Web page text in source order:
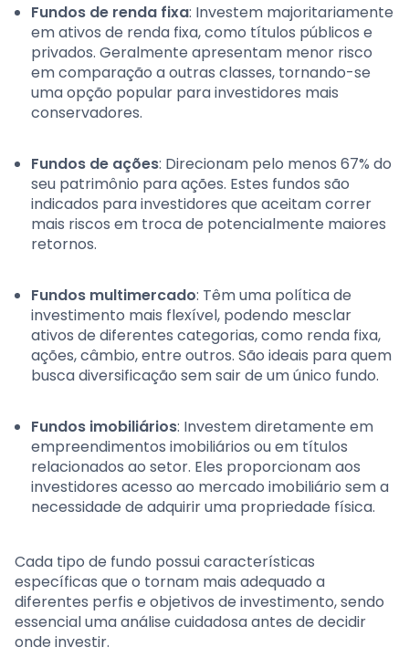
Fundos de renda fixa: Investem majoritariamente
em ativos de renda fixa, como títulos públicos e
privados. Geralmente apresentam menor risco
em comparação a outras classes, tornando-se
uma opção popular para investidores mais
conservadores.
Fundos de ações: Direcionam pelo menos 67% do
seu patrimônio para ações. Estes fundos são
indicados para investidores que aceitam correr
mais riscos em troca de potencialmente maiores
retornos.
Fundos multimercado: Têm uma política de
investimento mais flexível, podendo mesclar
ativos de diferentes categorias, como renda fixa,
ações, câmbio, entre outros. São ideais para quem
busca diversificação sem sair de um único fundo.
Fundos imobiliários: Investem diretamente em
empreendimentos imobiliários ou em títulos
relacionados ao setor. Eles proporcionam aos
investidores acesso ao mercado imobiliário sem a
necessidade de adquirir uma propriedade física.
Cada tipo de fundo possui características
específicas que o tornam mais adequado a
diferentes perfis e objetivos de investimento, sendo
essencial uma análise cuidadosa antes de decidir
onde investir.